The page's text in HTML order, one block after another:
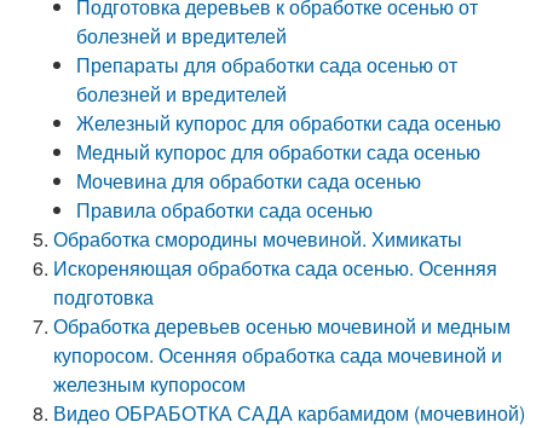
Подготовка деревьев к обработке осенью от
болезней и вредителей
Препараты для обработки сада осенью от
болезней и вредителей
Железный купорос для обработки сада осенью
Медный купорос для обработки сада осенью
Мочевина для обработки сада осенью
Правила обработки сада осенью
Обработка смородины мочевиной. Химикаты
Искореняющая обработка сада осенью. Осенняя
подготовка
Обработка деревьев осенью мочевиной и медным
купоросом. Осенняя обработка сада мочевиной и
железным купоросом
Видео ОБРАБОТКА САДА карбамидом (мочевиной)